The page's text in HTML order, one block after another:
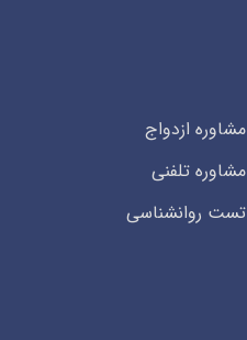
مشاوره ازدواج
مشاوره تلفنی
تست روانشناسی